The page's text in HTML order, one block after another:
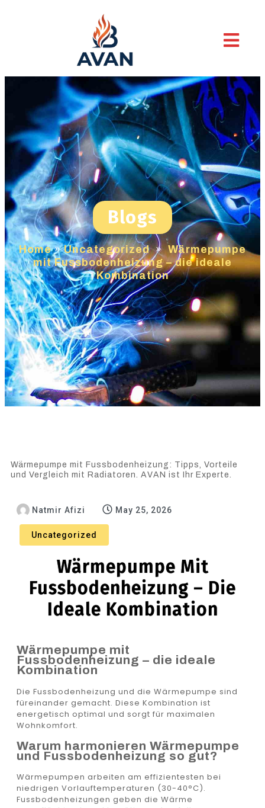
Blogs
Home»Uncategorized » Wärmepumpe
mit Fussbodenheizung – die ideale
Kombination
Wärmepumpe mit Fussbodenheizung: Tipps, Vorteile
und Vergleich mit Radiatoren. AVAN ist Ihr Experte.
Natmir Afizi May 25, 2026
Uncategorized
Wärmepumpe Mit
Fussbodenheizung – Die
Ideale Kombination
Wärmepumpe mit
Fussbodenheizung – die ideale
Kombination
Die Fussbodenheizung und die Wärmepumpe sind
füreinander gemacht. Diese Kombination ist
energetisch optimal und sorgt für maximalen
Wohnkomfort.
Warum harmonieren Wärmepumpe
und Fussbodenheizung so gut?
Wärmepumpen arbeiten am effizientesten bei
niedrigen Vorlauftemperaturen (30-40°C).
Fussbodenheizungen geben die Wärme